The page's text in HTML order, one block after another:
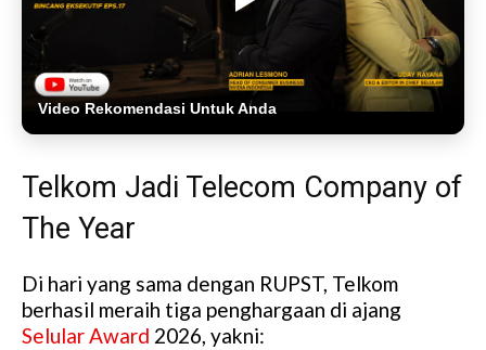
Video Rekomendasi Untuk Anda
Telkom Jadi Telecom Company of
The Year
Di hari yang sama dengan RUPST, Telkom
berhasil meraih tiga penghargaan di ajang
Selular Award 2026, yakni: